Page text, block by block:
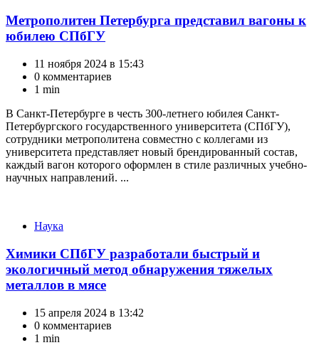
Метрополитен Петербурга представил вагоны к
юбилею СПбГУ
11 ноября 2024 в 15:43
0 комментариев
1 min
В Санкт-Петербурге в честь 300-летнего юбилея Санкт-
Петербургского государственного университета (СПбГУ),
сотрудники метрополитена совместно с коллегами из
университета представляет новый брендированный состав,
каждый вагон которого оформлен в стиле различных учебно-
научных направлений. ...
Категории
Наука
Химики СПбГУ разработали быстрый и
экологичный метод обнаружения тяжелых
металлов в мясе
15 апреля 2024 в 13:42
0 комментариев
1 min